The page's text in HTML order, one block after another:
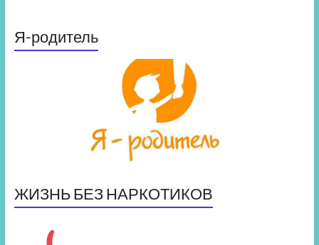
Я-родитель
ЖИЗНЬ БЕЗ НАРКОТИКОВ